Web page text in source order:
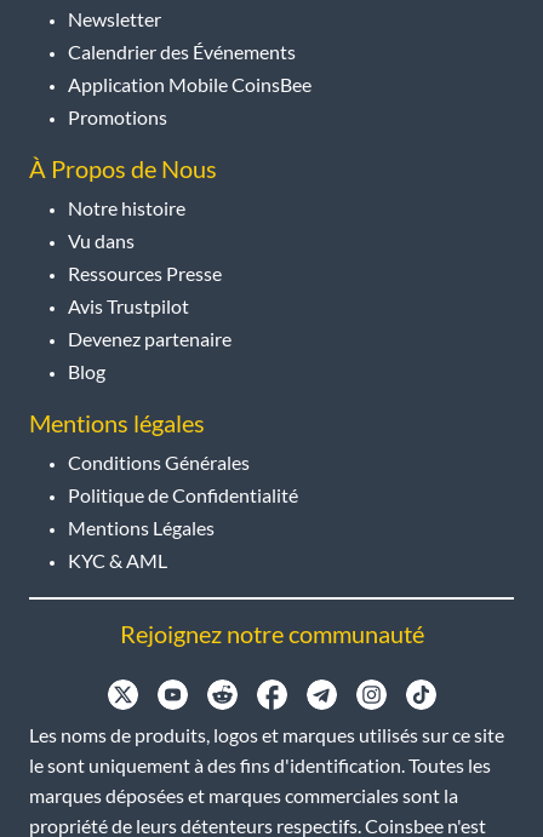
Newsletter
Calendrier des Événements
Application Mobile CoinsBee
Promotions
À Propos de Nous
Notre histoire
Vu dans
Ressources Presse
Avis Trustpilot
Devenez partenaire
Blog
Mentions légales
Conditions Générales
Politique de Confidentialité
Mentions Légales
KYC & AML
Rejoignez notre communauté
Les noms de produits, logos et marques utilisés sur ce site
le sont uniquement à des fins d'identification. Toutes les
marques déposées et marques commerciales sont la
propriété de leurs détenteurs respectifs. Coinsbee n'est